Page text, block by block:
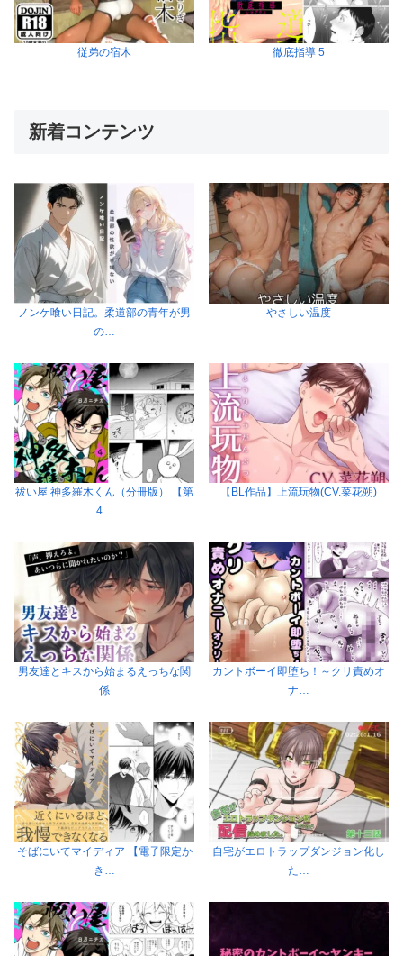
従弟の宿木 徹底指導 5
新着コンテンツ
ノンケ喰い日記。柔道部の青年が男
の…
やさしい温度
祓い屋 神多羅木くん（分冊版） 【第
4…
【BL作品】上流玩物(CV.菜花朔)
男友達とキスから始まるえっちな関
係
カントボーイ即堕ち！～クリ責めオ
ナ…
そばにいてマイディア 【電子限定か
き…
自宅がエロトラップダンジョン化し
た…